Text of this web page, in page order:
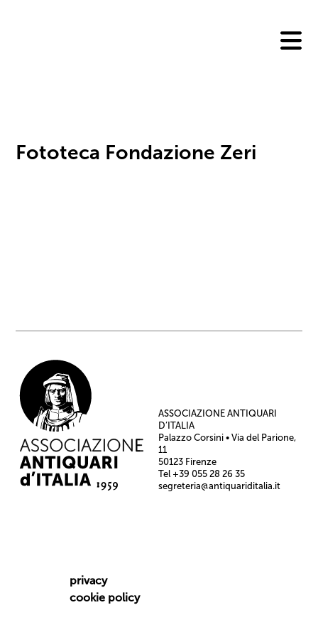
Fototeca Fondazione Zeri
ASSOCIAZIONE ANTIQUARI
D’ITALIA
Palazzo Corsini • Via del Parione,
11
50123 Firenze
Tel +39 055 28 26 35
segreteria@antiquariditalia.it
privacy
cookie policy